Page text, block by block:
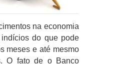
na economia
do que pode
meses e até mesmo
O fato de o Banco